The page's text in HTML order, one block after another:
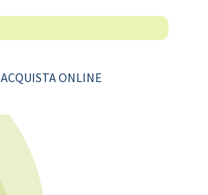
ACQUISTA ONLINE